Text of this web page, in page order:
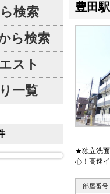
豊田
★独立洗
心！高速
部屋番号
検索
ら検索
スト
一覧